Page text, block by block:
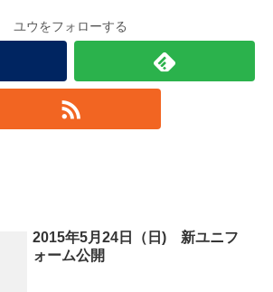
ユウをフォローする
2015年5月24日（日) 新ユニフ
ォーム公開